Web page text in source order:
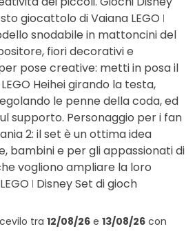
giocattolo di Vaiana LEGO ǀ
snodabile in mattoncini del
fiori decorativi e
pose creative: metti in posa il
Heihei girando la testa,
le penne della coda, ed
supporto. Personaggio per i fan
2: il set è un ottima idea
bambini e per gli appassionati di
vogliono ampliare la loro
ǀ Disney Set di gioch
tra 12/08/26 e 13/08/26 con